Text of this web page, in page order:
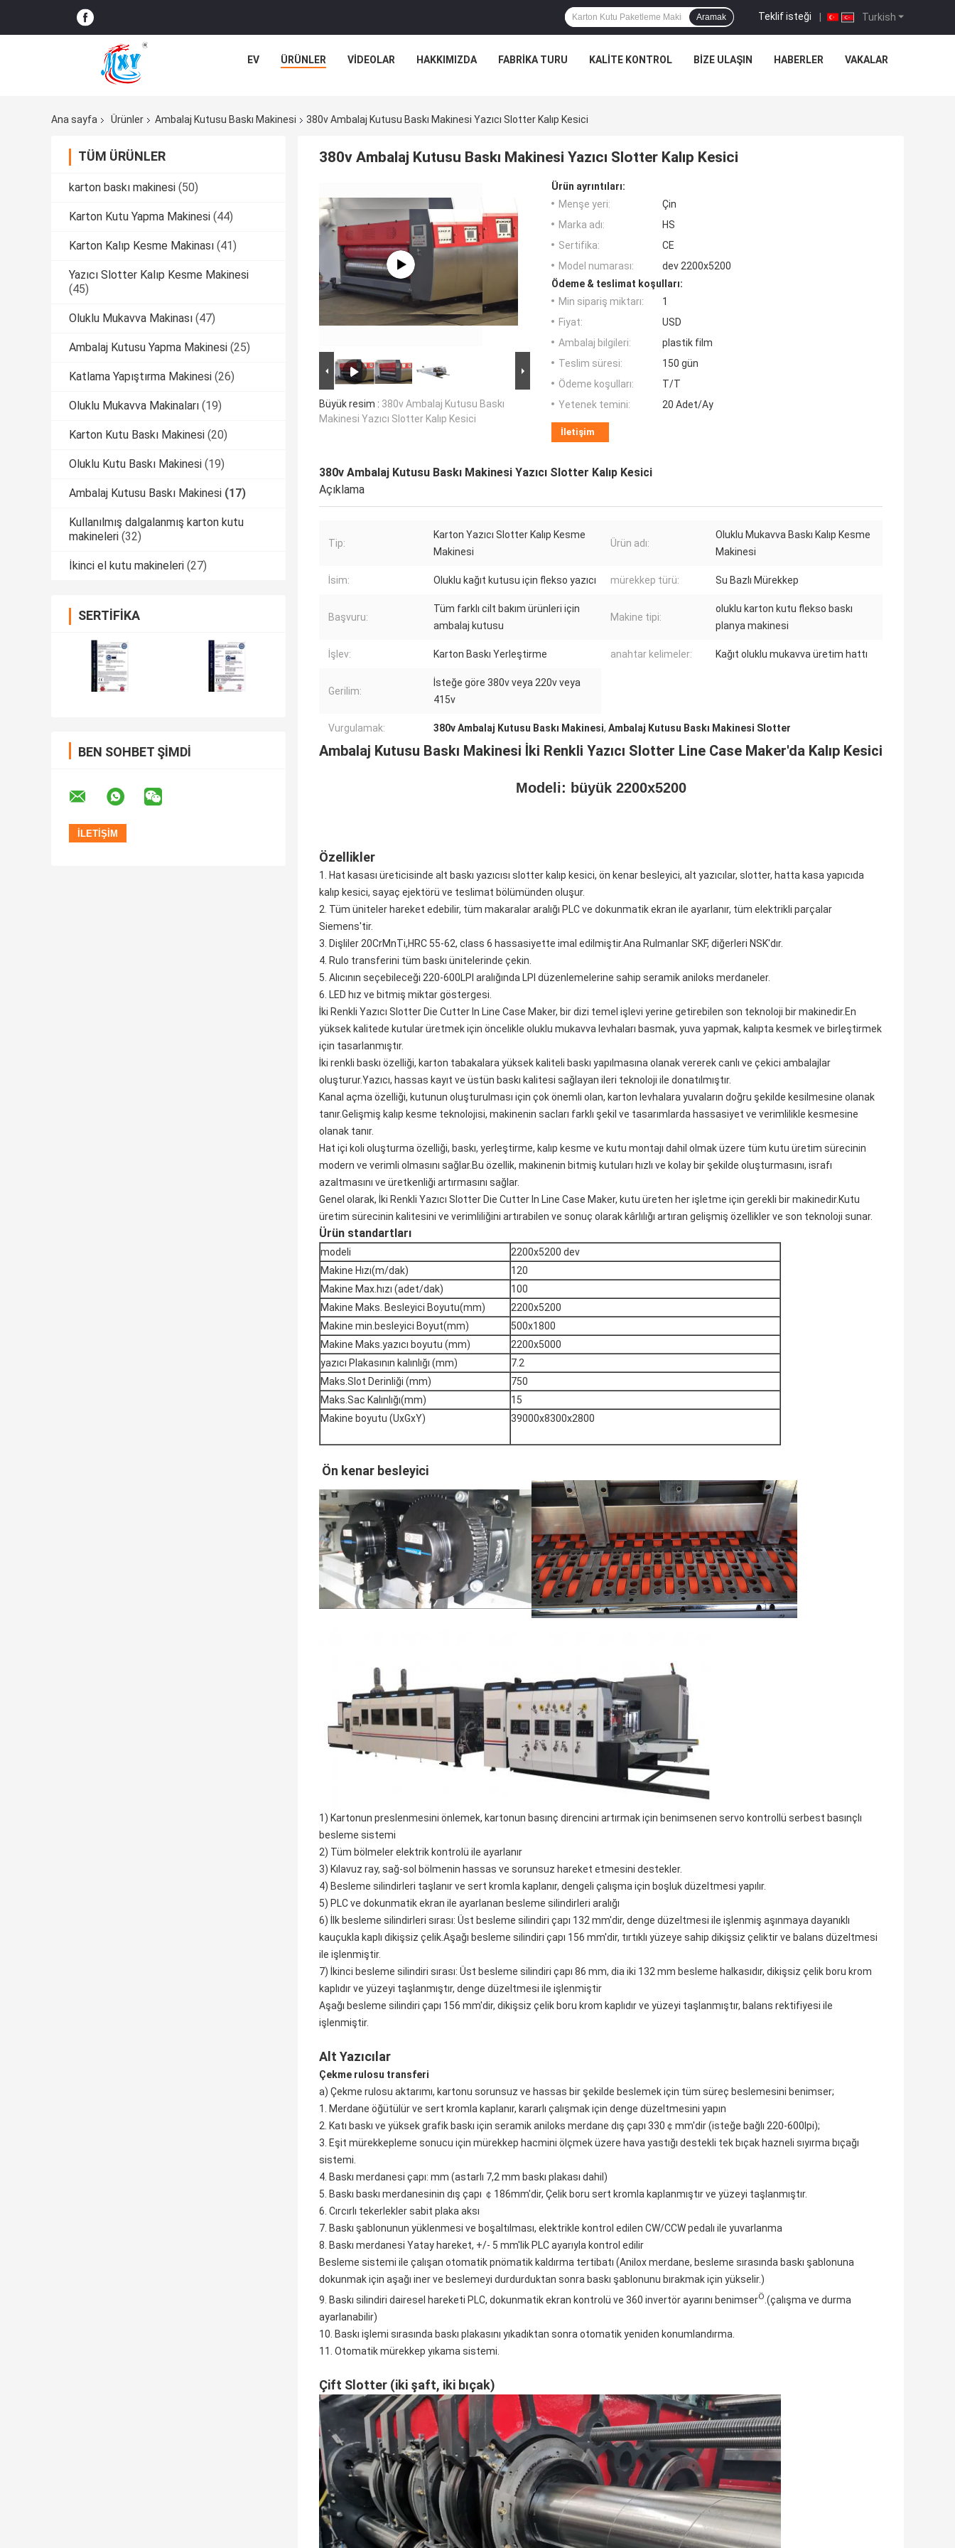
Turkish
Teklif isteği |
Aramak
EV ÜRÜNLER VIDEOLAR HAKKIMIZDA FABRIKA TURU KALITE KONTROL BIZE ULAŞIN HABERLER VAKALAR
Ana sayfa Ürünler Ambalaj Kutusu Baskı Makinesi 380v Ambalaj Kutusu Baskı Makinesi Yazıcı Slotter Kalıp Kesici
TÜM ÜRÜNLER
karton baskı makinesi (50)
Karton Kutu Yapma Makinesi (44)
Karton Kalıp Kesme Makinası (41)
Yazıcı Slotter Kalıp Kesme Makinesi
(45)
Oluklu Mukavva Makinası (47)
Ambalaj Kutusu Yapma Makinesi (25)
Katlama Yapıştırma Makinesi (26)
Oluklu Mukavva Makinaları (19)
Karton Kutu Baskı Makinesi (20)
Oluklu Kutu Baskı Makinesi (19)
Ambalaj Kutusu Baskı Makinesi (17)
Kullanılmış dalgalanmış karton kutu
makineleri (32)
İkinci el kutu makineleri (27)
SERTIFIKA
BEN SOHBET ŞIMDI
380v Ambalaj Kutusu Baskı Makinesi Yazıcı Slotter Kalıp Kesici
Büyük resim : 380v Ambalaj Kutusu Baskı
Makinesi Yazıcı Slotter Kalıp Kesici
Ürün ayrıntıları:
Menşe yeri:
Çin
Marka adı:
HS
Sertifika:
CE
Model numarası:
dev 2200x5200
Ödeme & teslimat koşulları:
Min sipariş miktarı:
1
Fiyat:
USD
Ambalaj bilgileri:
plastik film
Teslim süresi:
150 gün
Ödeme koşulları:
T/T
Yetenek temini:
20 Adet/Ay
İletişim
380v Ambalaj Kutusu Baskı Makinesi Yazıcı Slotter Kalıp Kesici
Açıklama
Tip:
Karton Yazıcı Slotter Kalıp Kesme
Makinesi
Ürün adı:
Oluklu Mukavva Baskı Kalıp Kesme
Makinesi
İsim: Oluklu kağıt kutusu için flekso yazıcı mürekkep türü: Su Bazlı Mürekkep
Başvuru:
Tüm farklı cilt bakım ürünleri için
ambalaj kutusu
Makine tipi:
oluklu karton kutu flekso baskı
planya makinesi
İşlev: Karton Baskı Yerleştirme anahtar kelimeler: Kağıt oluklu mukavva üretim hattı
Gerilim:
İsteğe göre 380v veya 220v veya
415v
Vurgulamak: 380v Ambalaj Kutusu Baskı Makinesi, Ambalaj Kutusu Baskı Makinesi Slotter
Ambalaj Kutusu Baskı Makinesi İki Renkli Yazıcı Slotter Line Case Maker'da Kalıp Kesici
Modeli: büyük 2200x5200
Özellikler
1. Hat kasası üreticisinde alt baskı yazıcısı slotter kalıp kesici, ön kenar besleyici, alt yazıcılar, slotter, hatta kasa yapıcıda
kalıp kesici, sayaç ejektörü ve teslimat bölümünden oluşur.
2. Tüm üniteler hareket edebilir, tüm makaralar aralığı PLC ve dokunmatik ekran ile ayarlanır, tüm elektrikli parçalar
Siemens'tir.
3. Dişliler 20CrMnTi,HRC 55-62, class 6 hassasiyette imal edilmiştir.Ana Rulmanlar SKF, diğerleri NSK'dır.
4. Rulo transferini tüm baskı ünitelerinde çekin.
5. Alıcının seçebileceği 220-600LPI aralığında LPI düzenlemelerine sahip seramik aniloks merdaneler.
6. LED hız ve bitmiş miktar göstergesi.
İki Renkli Yazıcı Slotter Die Cutter In Line Case Maker, bir dizi temel işlevi yerine getirebilen son teknoloji bir makinedir.En
yüksek kalitede kutular üretmek için öncelikle oluklu mukavva levhaları basmak, yuva yapmak, kalıpta kesmek ve birleştirmek
için tasarlanmıştır.
İki renkli baskı özelliği, karton tabakalara yüksek kaliteli baskı yapılmasına olanak vererek canlı ve çekici ambalajlar
oluşturur.Yazıcı, hassas kayıt ve üstün baskı kalitesi sağlayan ileri teknoloji ile donatılmıştır.
Kanal açma özelliği, kutunun oluşturulması için çok önemli olan, karton levhalara yuvaların doğru şekilde kesilmesine olanak
tanır.Gelişmiş kalıp kesme teknolojisi, makinenin sacları farklı şekil ve tasarımlarda hassasiyet ve verimlilikle kesmesine
olanak tanır.
Hat içi koli oluşturma özelliği, baskı, yerleştirme, kalıp kesme ve kutu montajı dahil olmak üzere tüm kutu üretim sürecinin
modern ve verimli olmasını sağlar.Bu özellik, makinenin bitmiş kutuları hızlı ve kolay bir şekilde oluşturmasını, israfı
azaltmasını ve üretkenliği artırmasını sağlar.
Genel olarak, İki Renkli Yazıcı Slotter Die Cutter In Line Case Maker, kutu üreten her işletme için gerekli bir makinedir.Kutu
üretim sürecinin kalitesini ve verimliliğini artırabilen ve sonuç olarak kârlılığı artıran gelişmiş özellikler ve son teknoloji sunar.
Ürün standartları
modeli
2200x5200 dev
Makine Hızı(m/dak)
120
Makine Max.hızı (adet/dak)
100
Makine Maks. Besleyici Boyutu(mm)
2200x5200
Makine min.besleyici Boyut(mm)
500x1800
Makine Maks.yazıcı boyutu (mm)
2200x5000
yazıcı Plakasının kalınlığı (mm)
7.2
Maks.Slot Derinliği (mm)
750
Maks.Sac Kalınlığı(mm)
15
Makine boyutu (UxGxY)
39000x8300x2800
Ön kenar besleyici
1) Kartonun preslenmesini önlemek, kartonun basınç direncini artırmak için benimsenen servo kontrollü serbest basınçlı
besleme sistemi
2) Tüm bölmeler elektrik kontrolü ile ayarlanır
3) Kılavuz ray, sağ-sol bölmenin hassas ve sorunsuz hareket etmesini destekler.
4) Besleme silindirleri taşlanır ve sert kromla kaplanır, dengeli çalışma için boşluk düzeltmesi yapılır.
5) PLC ve dokunmatik ekran ile ayarlanan besleme silindirleri aralığı
6) İlk besleme silindirleri sırası: Üst besleme silindiri çapı 132 mm'dir, denge düzeltmesi ile işlenmiş aşınmaya dayanıklı
kauçukla kaplı dikişsiz çelik.Aşağı besleme silindiri çapı 156 mm'dir, tırtıklı yüzeye sahip dikişsiz çeliktir ve balans düzeltmesi
ile işlenmiştir.
7) İkinci besleme silindiri sırası: Üst besleme silindiri çapı 86 mm, dia iki 132 mm besleme halkasıdır, dikişsiz çelik boru krom
kaplıdır ve yüzeyi taşlanmıştır, denge düzeltmesi ile işlenmiştir
Aşağı besleme silindiri çapı 156 mm'dir, dikişsiz çelik boru krom kaplıdır ve yüzeyi taşlanmıştır, balans rektifiyesi ile
işlenmiştir.
Alt Yazıcılar
Çekme rulosu transferi
a) Çekme rulosu aktarımı, kartonu sorunsuz ve hassas bir şekilde beslemek için tüm süreç beslemesini benimser;
1. Merdane öğütülür ve sert kromla kaplanır, kararlı çalışmak için denge düzeltmesini yapın
2. Katı baskı ve yüksek grafik baskı için seramik aniloks merdane dış çapı 330￠mm'dir (isteğe bağlı 220-600lpi);
3. Eşit mürekkepleme sonucu için mürekkep hacmini ölçmek üzere hava yastığı destekli tek bıçak hazneli sıyırma bıçağı
sistemi.
4. Baskı merdanesi çapı: mm (astarlı 7,2 mm baskı plakası dahil)
5. Baskı baskı merdanesinin dış çapı ￠186mm'dir, Çelik boru sert kromla kaplanmıştır ve yüzeyi taşlanmıştır.
6. Cırcırlı tekerlekler sabit plaka aksı
7. Baskı şablonunun yüklenmesi ve boşaltılması, elektrikle kontrol edilen CW/CCW pedalı ile yuvarlanma
8. Baskı merdanesi Yatay hareket, +/- 5 mm'lik PLC ayarıyla kontrol edilir
Besleme sistemi ile çalışan otomatik pnömatik kaldırma tertibatı (Anilox merdane, besleme sırasında baskı şablonuna
dokunmak için aşağı iner ve beslemeyi durdurduktan sonra baskı şablonunu bırakmak için yükselir.)
9. Baskı silindiri dairesel hareketi PLC, dokunmatik ekran kontrolü ve 360 ​​invertör ayarını benimserÖ .(çalışma ve durma
ayarlanabilir)
10. Baskı işlemi sırasında baskı plakasını yıkadıktan sonra otomatik yeniden konumlandırma.
11. Otomatik mürekkep yıkama sistemi.
Çift Slotter (iki şaft, iki bıçak)